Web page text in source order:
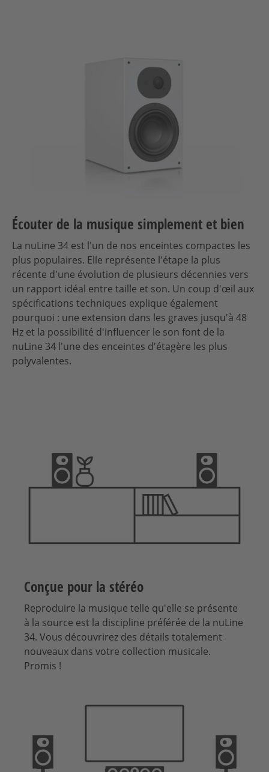
Écouter de la musique simplement et bien
La nuLine 34 est l'un de nos enceintes compactes les
plus populaires. Elle représente l'étape la plus
récente d'une évolution de plusieurs décennies vers
un rapport idéal entre taille et son. Un coup d'œil aux
spécifications techniques explique également
pourquoi : une extension dans les graves jusqu'à 48
Hz et la possibilité d'influencer le son font de la
nuLine 34 l'une des enceintes d'étagère les plus
polyvalentes.
Conçue pour la stéréo
Reproduire la musique telle qu'elle se présente
à la source est la discipline préférée de la nuLine
34. Vous découvrirez des détails totalement
nouveaux dans votre collection musicale.
Promis !